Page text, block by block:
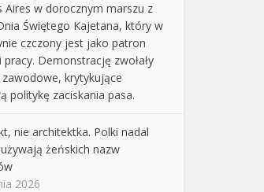
Aires w dorocznym marszu z
Świętego Kajetana, który w
czczony jest jako patron
pracy. Demonstrację zwołały
zawodowe, krytykujące
politykę zaciskania pasa.
nie architektka. Polki nadal
żeńskich nazw
2026